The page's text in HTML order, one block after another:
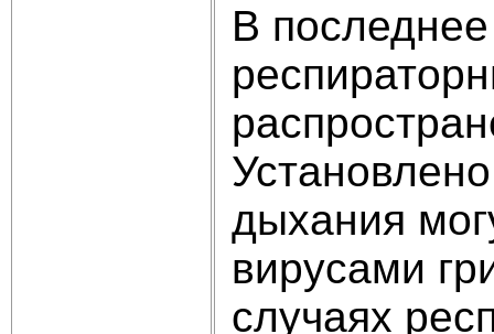
В
дыхания
вирусами
случаях